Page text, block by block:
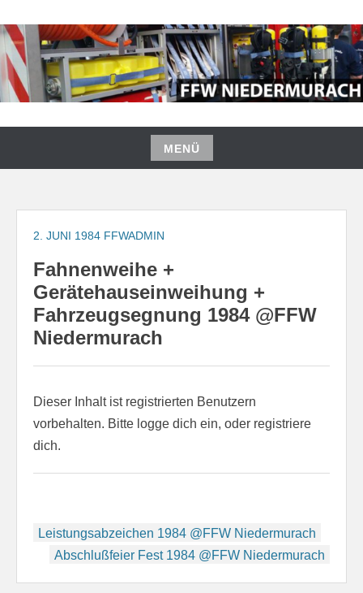
Inhalt
springen
FREIWILLIGE FEUERWEHR
NIEDERMURACH
MENÜ
Zum
springen
2. JUNI 1984 FFWADMIN
Fahnenweihe +
Gerätehauseinweihung +
Fahrzeugsegnung 1984 @FFW
Niedermurach
Dieser Inhalt ist registrierten Benutzern
vorbehalten. Bitte logge dich ein, oder registriere
dich.
Beitragsnavigation
Leistungsabzeichen 1984 @FFW Niedermurach
Abschlußfeier Fest 1984 @FFW Niedermurach